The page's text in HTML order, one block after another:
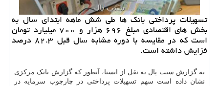
تسهیلات پرداختی بانك ها طی شش ماهه ابتدای سال به
بخش های اقتصادی مبلغ ۶۹۶ هزار و ۷۰۰ میلیارد تومان
است كه در مقایسه با دوره مشابه سال قبل ۸۲.۳ درصد
فزایش داشته است.
به گزارش سیب پال به نقل از ایسنا، آنطور که گزارش بانک مرکزی
نشان داده است سهم تسهیلات پرداختی در چارچوب سرمایه در